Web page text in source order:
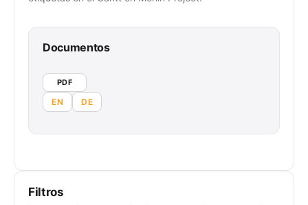
Documentos
PDF
EN DE
Filtros